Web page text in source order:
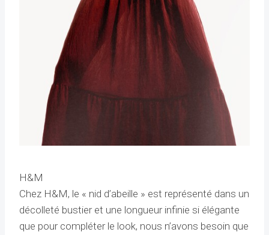
H&M
Chez H&M, le « nid d’abeille » est représenté dans un
décolleté bustier et une longueur infinie si élégante
que pour compléter le look, nous n’avons besoin que